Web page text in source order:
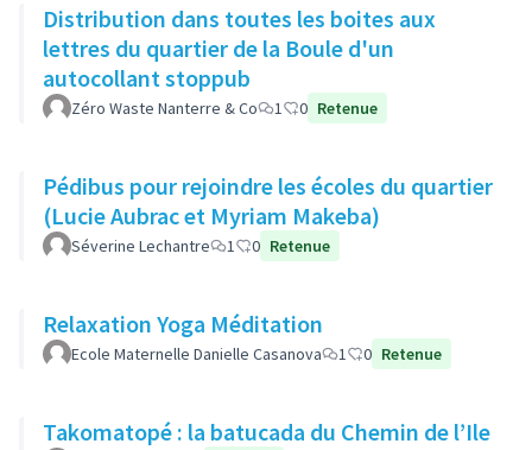
Distribution dans toutes les boites aux
lettres du quartier de la Boule d'un
autocollant stoppub
Zéro Waste Nanterre & Co 1 0 Retenue
Pédibus pour rejoindre les écoles du quartier
(Lucie Aubrac et Myriam Makeba)
Séverine Lechantre 1 0 Retenue
Relaxation Yoga Méditation
Ecole Maternelle Danielle Casanova 1 0 Retenue
Takomatopé : la batucada du Chemin de l’Ile